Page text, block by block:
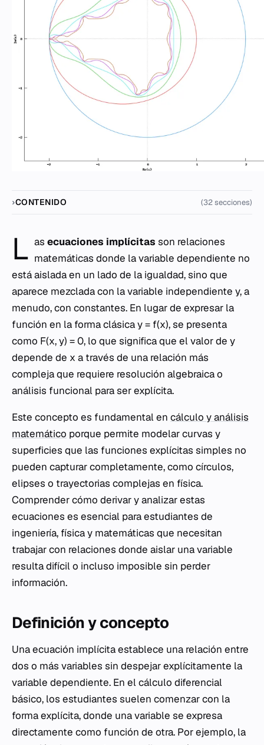
CONTENIDO (32 secciones)
L as ecuaciones implícitas son relaciones
matemáticas donde la variable dependiente no
está aislada en un lado de la igualdad, sino que
aparece mezclada con la variable independiente y, a
menudo, con constantes. En lugar de expresar la
función en la forma clásicay = f(x), se presenta
como F(x, y) = 0, lo que significa que el valor de y
depende de x a través de una relación más
compleja que requiere resolución algebraica o
análisis funcional para ser explícita.
Este concepto es fundamental en cálculo y análisis
matemático porque permite modelar curvas y
superficies que las funciones explícitas simples no
pueden capturar completamente, como círculos,
elipses o trayectorias complejas en física.
Comprender cómo derivar y analizar estas
ecuaciones es esencial para estudiantes de
ingeniería, física y matemáticas que necesitan
trabajar con relaciones donde aislar una variable
resulta difícil o incluso imposible sin perder
información.
Definición y concepto
Una ecuación implícita establece una relación entre
dos o más variables sin despejar explícitamente la
variable dependiente. En el cálculo diferencial
básico, los estudiantes suelen comenzar con la
forma explícita, donde una variable se expresa
directamente como función de otra. Por ejemplo, la